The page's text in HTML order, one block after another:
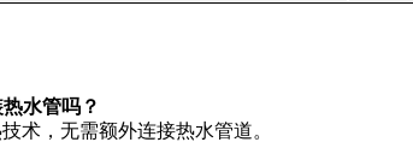
水管吗？
术，无需额外连接热水管道。